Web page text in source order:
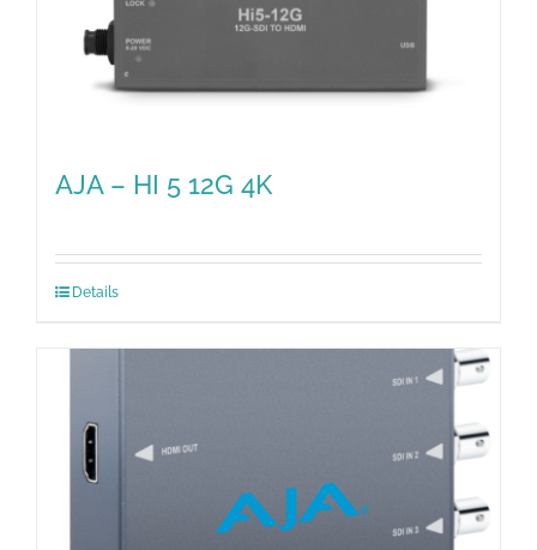
AJA – HI 5 12G 4K
Details